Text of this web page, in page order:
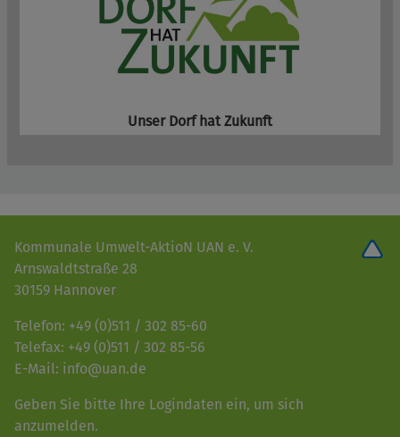
Unser Dorf hat Zukunft
Kommunale Umwelt-AktioN UAN e. V.
Arnswaldtstraße 28
30159 Hannover
Telefon: +49 (0)511 / 302 85-60
Telefax: +49 (0)511 / 302 85-56
E-Mail: info@uan.de
Geben Sie bitte Ihre Logindaten ein, um sich
anzumelden.